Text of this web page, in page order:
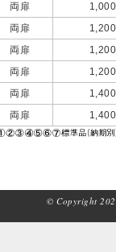
両扉
1,000
両扉
1,200
両扉
1,200
両扉
1,200
両扉
1,400
両扉 1,400
© Copyright